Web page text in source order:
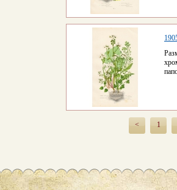
< 1